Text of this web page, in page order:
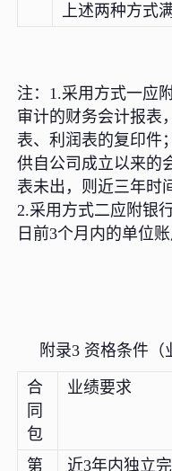
上述两种方式
注：1.采用方式一应
审计的财务会计报表
表、利润表的复印件
供自公司成立以来的
表未出，则近三年时
2.采用方式二应附银
日前3个月内的单位账
附录3 资格条件（
合
同
包
业绩要求
第
近3年内独立